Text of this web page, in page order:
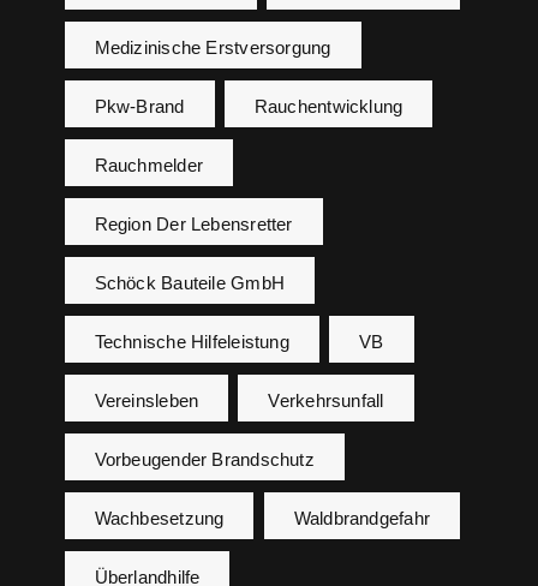
Medizinische Erstversorgung
Pkw-Brand Rauchentwicklung
Rauchmelder
Region Der Lebensretter
Schöck Bauteile GmbH
Technische Hilfeleistung VB
Vereinsleben Verkehrsunfall
Vorbeugender Brandschutz
Wachbesetzung Waldbrandgefahr
Überlandhilfe